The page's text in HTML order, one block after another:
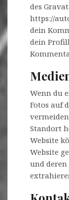
des
https://
dein
dein
Wenn du
Fotos auf
Standort
Website
Website
und